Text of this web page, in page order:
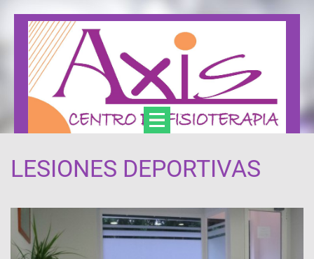
Axis Centro de Fisioterapia y Podología
LESIONES DEPORTIVAS